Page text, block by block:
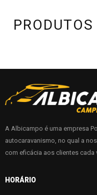
A Albicampo é uma empresa
autocaravanismo, no qual a
com eficácia aos clientes cada
HORÁRIO